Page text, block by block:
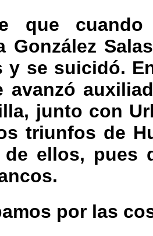
que
González
y se suicidó.
avanzó
junto con
triunfos de
de ellos, pues
por las